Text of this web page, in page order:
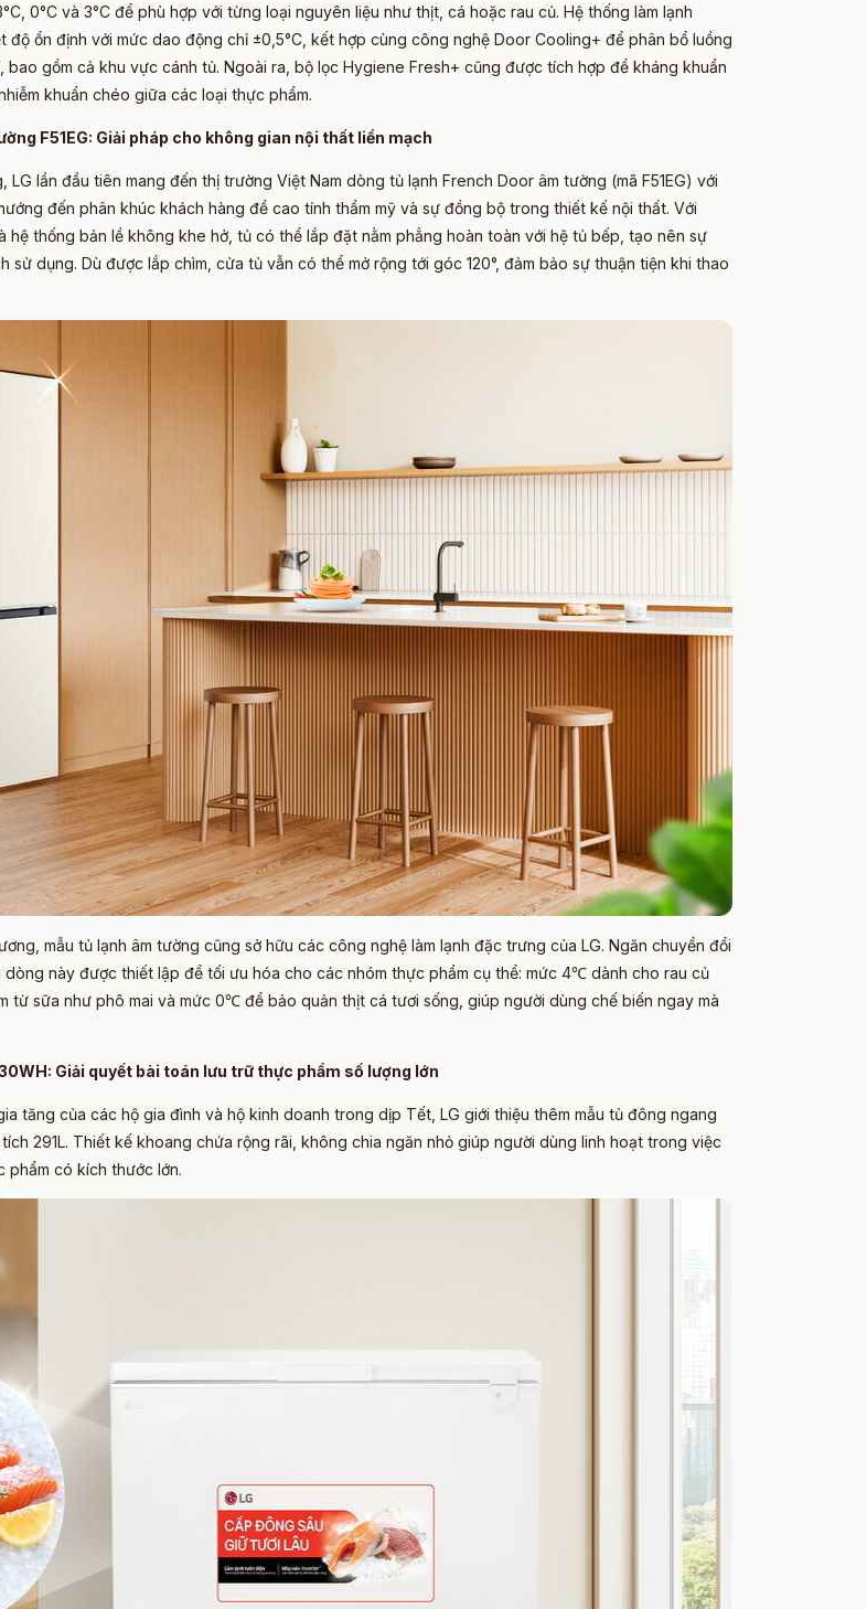
0°C và 3°C để phù hợp với từng loại nguyên liệu như thịt, cá hoặc rau củ. Hệ thống làm lạnh
độ ổn định với mức dao động chỉ ±0,5°C, kết hợp cùng công nghệ Door Cooling+ để phân bổ luồng
bao gồm cả khu vực cánh tủ. Ngoài ra, bộ lọc Hygiene Fresh+ cũng được tích hợp để kháng khuẩn
khuẩn chéo giữa các loại thực phẩm.
F51EG: Giải pháp cho không gian nội thất liền mạch
LG lần đầu tiên mang đến thị trường Việt Nam dòng tủ lạnh French Door âm tường (mã F51EG) với
đến phân khúc khách hàng đề cao tính thẩm mỹ và sự đồng bộ trong thiết kế nội thất. Với
hệ thống bản lề không khe hở, tủ có thể lắp đặt nằm phẳng hoàn toàn với hệ tủ bếp, tạo nên sự
sử dụng. Dù được lắp chìm, cửa tủ vẫn có thể mở rộng tới góc 120°, đảm bảo sự thuận tiện khi thao
mẫu tủ lạnh âm tường cũng sở hữu các công nghệ làm lạnh đặc trưng của LG. Ngăn chuyển đổi
này được thiết lập để tối ưu hóa cho các nhóm thực phẩm cụ thể: mức 4℃ dành cho rau củ
từ sữa như phô mai và mức 0℃ để bảo quản thịt cá tươi sống, giúp người dùng chế biến ngay mà
Giải quyết bài toán lưu trữ thực phẩm số lượng lớn
tăng của các hộ gia đình và hộ kinh doanh trong dịp Tết, LG giới thiệu thêm mẫu tủ đông ngang
291L. Thiết kế khoang chứa rộng rãi, không chia ngăn nhỏ giúp người dùng linh hoạt trong việc
có kích thước lớn.